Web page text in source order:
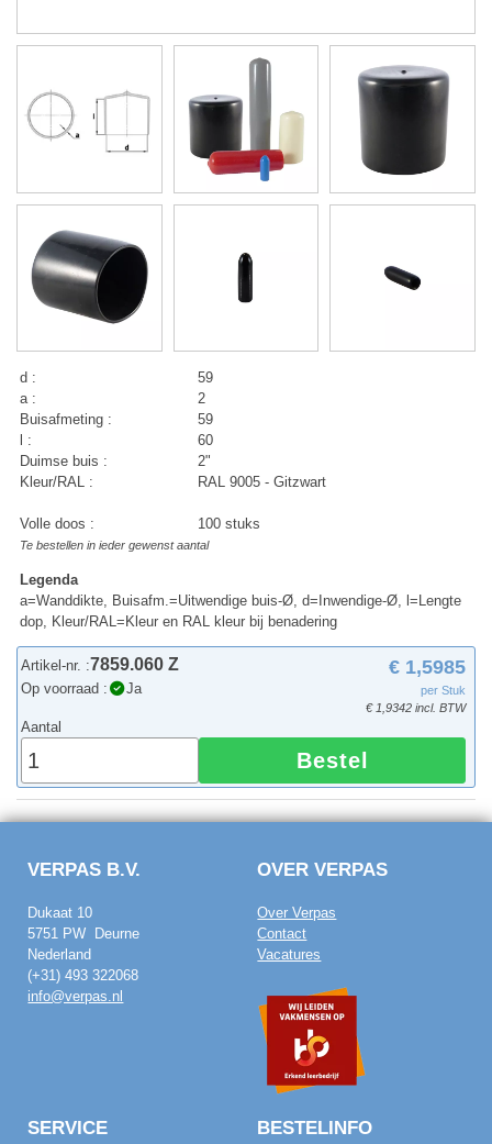
d :
59
a :
2
Buisafmeting :
59
l :
60
Duimse buis :
2"
Kleur/RAL :
RAL 9005 - Gitzwart
Volle doos : 100 stuks
Te bestellen in ieder gewenst aantal
Legenda
a=Wanddikte, Buisafm.=Uitwendige buis-Ø, d=Inwendige-Ø, l=Lengte
dop, Kleur/RAL=Kleur en RAL kleur bij benadering
Artikel-nr. :7859.060 Z
Op voorraad : Ja
€ 1,5985
per Stuk
€ 1,9342 incl. BTW
Aantal
Bestel
VERPAS B.V.
Dukaat 10
5751 PW Deurne
Nederland
(+31) 493 322068
info@verpas.nl
OVER VERPAS
Over Verpas
Contact
Vacatures
SERVICE BESTELINFO